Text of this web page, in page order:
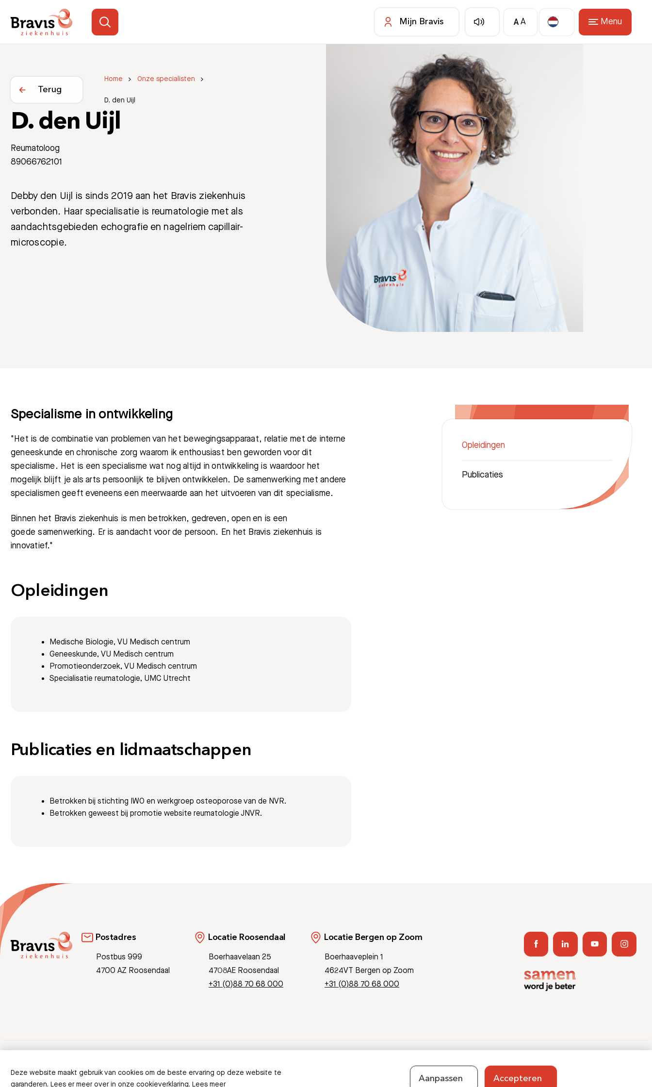
Deze website maakt gebruik van cookies om de beste ervaring op deze website te
garanderen. Lees er meer over in onze cookieverklaring. Lees meer
Aanpassen Accepteren
Mijn Bravis A A Menu
Home Onze specialisten
D. den Uijl
Terug
D. den Uijl
Reumatoloog
89066762101
Debby den Uijl is sinds 2019 aan het Bravis ziekenhuis
verbonden. Haar specialisatie is reumatologie met als
aandachtsgebieden echografie en nagelriem capillair-
microscopie.
Specialisme in ontwikkeling
"Het is de combinatie van problemen van het bewegingsapparaat, relatie met de interne
geneeskunde en chronische zorg waarom ik enthousiast ben geworden voor dit
specialisme. Het is een specialisme wat nog altijd in ontwikkeling is waardoor het
mogelijk blijft je als arts persoonlijk te blijven ontwikkelen. De samenwerking met andere
specialismen geeft eveneens een meerwaarde aan het uitvoeren van dit specialisme.
Binnen het Bravis ziekenhuis is men betrokken, gedreven, open en is een
goede samenwerking. Er is aandacht voor de persoon. En het Bravis ziekenhuis is
innovatief."
Opleidingen
Medische Biologie, VU Medisch centrum
Geneeskunde, VU Medisch centrum
Promotieonderzoek, VU Medisch centrum
Specialisatie reumatologie, UMC Utrecht
Publicaties en lidmaatschappen
Betrokken bij stichting IWO en werkgroep osteoporose van de NVR.
Betrokken geweest bij promotie website reumatologie JNVR.
Opleidingen
Publicaties
Postadres
Postbus 999
4700 AZ Roosendaal
Locatie Roosendaal
Boerhaavelaan 25
4708AE Roosendaal
+31 (0)88 70 68 000
Locatie Bergen op Zoom
Boerhaaveplein 1
4624VT Bergen op Zoom
+31 (0)88 70 68 000
© Copyright 2026 Bravis Patient Journey App Informatieveiligheid